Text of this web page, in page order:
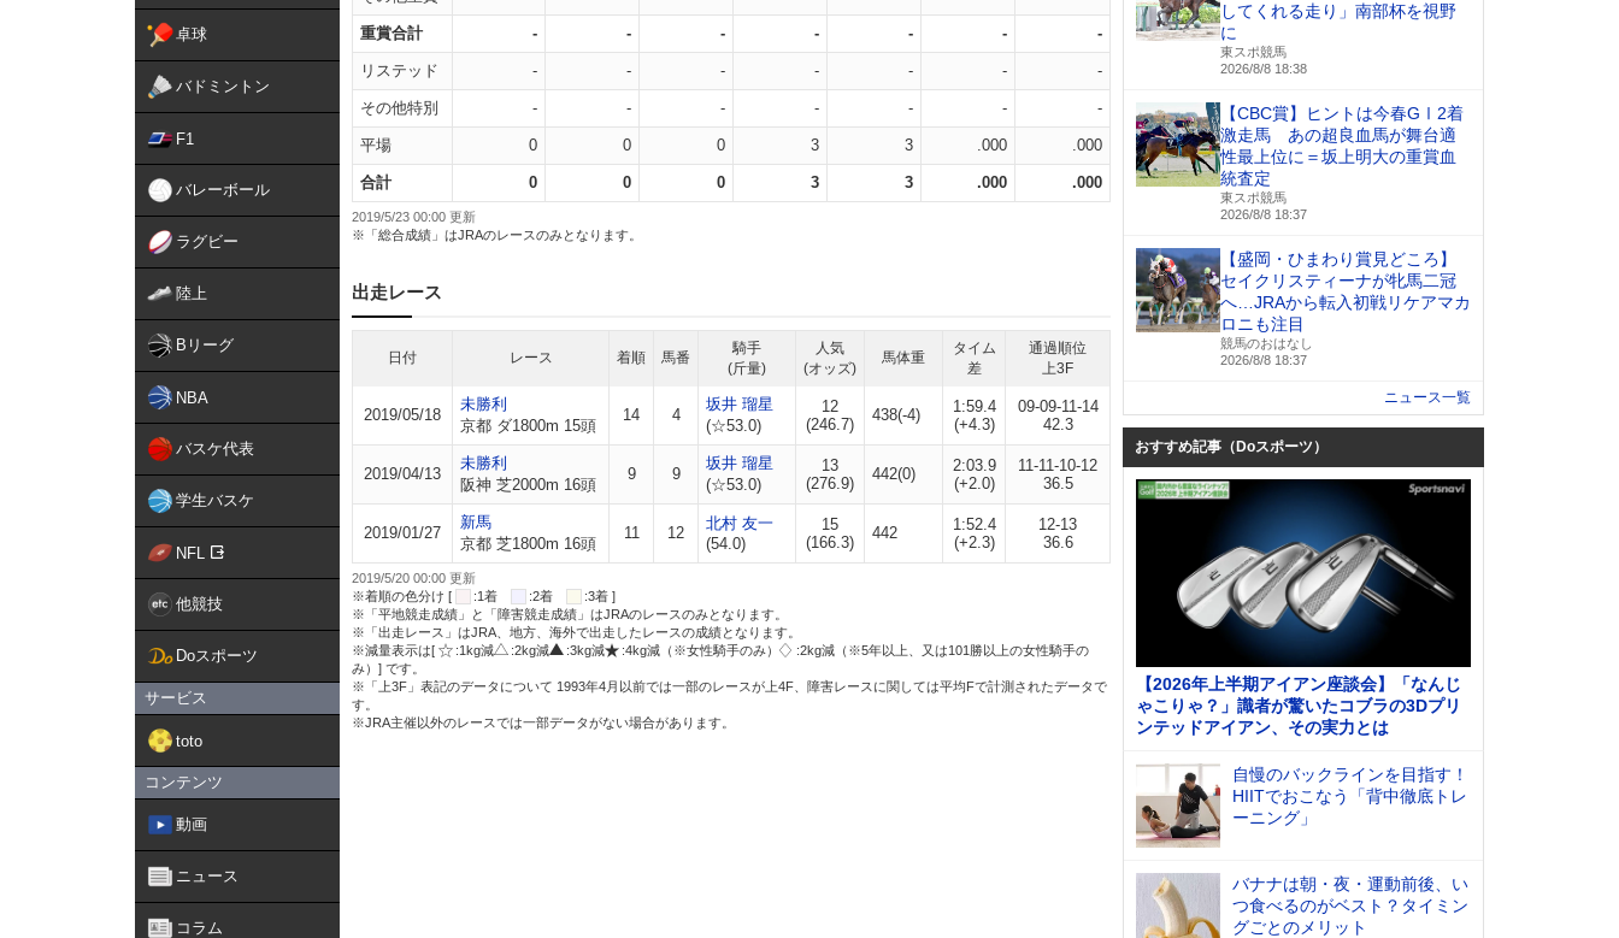
卓球
バドミントン
F1
バレーボール
ラグビー
陸上
Bリーグ
NBA
バスケ代表
学生バスケ
NFL
他競技
Doスポーツ
サービス
toto
コンテンツ
動画
ニュース
コラム
重賞合計 - - - - - - -
リステッド - - - - - - -
その他特別 - - - - - - -
平場 0 0 0 3 3 .000 .000
合計 0 0 0 3 3 .000 .000
2019/5/23 00:00 更新
※「総合成績」はJRAのレースのみとなります。
出走レース
日付 レース 着順 馬番
騎手
(斤量)
人気
(オッズ)
馬体重
タイム
差
通過順位
上3F
2019/05/18
未勝利
京都 ダ1800m 15頭
14 4
坂井 瑠星
(☆53.0)
12
(246.7)
438(-4)
1:59.4
(+4.3)
09-09-11-14
42.3
2019/04/13
未勝利
阪神 芝2000m 16頭
9 9
坂井 瑠星
(☆53.0)
13
(276.9)
442(0)
2:03.9
(+2.0)
11-11-10-12
36.5
2019/01/27
新馬
京都 芝1800m 16頭
11 12
北村 友一
(54.0)
15
(166.3)
442
1:52.4
(+2.3)
12-13
36.6
2019/5/20 00:00 更新
※着順の色分け [
:1着 :2着
:3着 ]
※「平地競走成績」と「障害競走成績」はJRAのレースのみとなります。
※「出走レース」はJRA、地方、海外で出走したレースの成績となります。
※減量表示は[
:1kg減 :2kg減 :3kg減 :4kg減（※女性騎手のみ）
:2kg減（※5年以上、又は101勝以上の女性騎手の
み）] です。
※「上3F」表記のデータについて 1993年4月以前では一部のレースが上4F、障害レースに関しては平均Fで計測されたデータで
す。
※JRA主催以外のレースでは一部データがない場合があります。
してくれる走り」南部杯を視野
に
東スポ競馬
2026/8/8 18:38
【CBC賞】ヒントは今春GⅠ2着
激走馬 あの超良血馬が舞台適
性最上位に＝坂上明大の重賞血
統査定
東スポ競馬
2026/8/8 18:37
【盛岡・ひまわり賞見どころ】
セイクリスティーナが牝馬二冠
へ…JRAから転入初戦リケアマカ
ロニも注目
競馬のおはなし
2026/8/8 18:37
ニュース一覧
おすすめ記事（Doスポーツ）
【2026年上半期アイアン座談会】「なんじ
ゃこりゃ？」識者が驚いたコブラの3Dプリ
ンテッドアイアン、その実力とは
自慢のバックラインを目指す！
HIITでおこなう「背中徹底トレ
ーニング」
バナナは朝・夜・運動前後、い
つ食べるのがベスト？タイミン
グごとのメリット